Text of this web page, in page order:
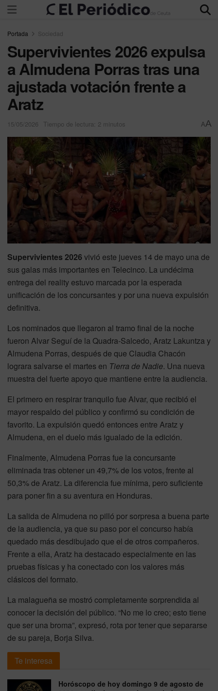
Portada Sociedad
Supervivientes 2026 expulsa
a Almudena Porras tras una
ajustada votación frente a
Aratz
15/05/2026 Tiempo de lectura: 2 minutos AA
Supervivientes 2026 vivió este jueves 14 de mayo una de
sus galas más importantes en Telecinco. La undécima
entrega del reality estuvo marcada por la esperada
unificación de los concursantes y por una nueva expulsión
definitiva.
Los nominados que llegaron al tramo final de la noche
fueron Alvar Seguí de la Quadra-Salcedo, Aratz Lakuntza y
Almudena Porras, después de que Claudia Chacón
lograra salvarse el martes en Tierra de Nadie. Una nueva
muestra del fuerte apoyo que mantiene entre la audiencia.
El primero en respirar tranquilo fue Alvar, que recibió el
mayor respaldo del público y confirmó su condición de
favorito. La expulsión quedó entonces entre Aratz y
Almudena, en el duelo más igualado de la edición.
Finalmente, Almudena Porras fue la concursante
eliminada tras obtener un 49,7% de los votos, frente al
50,3% de Aratz. La diferencia fue mínima, pero suficiente
para poner fin a su aventura en Honduras.
La salida de Almudena no pilló por sorpresa a buena parte
de la audiencia, ya que su paso por el concurso había
quedado más desdibujado que el de otros compañeros.
Frente a ella, Aratz ha destacado especialmente en las
pruebas físicas y ha conectado con los valores más
clásicos del formato.
La malagueña se mostró completamente sorprendida al
conocer la decisión del público. “No me lo creo; esto tiene
que ser una broma”, expresó, rota por tener que separarse
de su pareja, Borja Silva.
Te interesa
Horóscopo de hoy domingo 9 de agosto de